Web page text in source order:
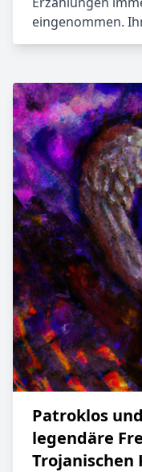
eingenommen.
Patroklos
legendäre
Trojanischen